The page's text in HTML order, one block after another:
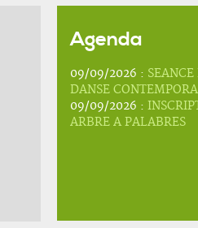
Agenda
09/09/2026 : SEANCE
DANSE
09/09/2026 :
ARBRE A PALABRES